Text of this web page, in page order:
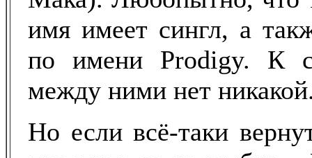
имя имеет сингл, а
по имени Prodigy. К
между ними нет
Но если всё-таки